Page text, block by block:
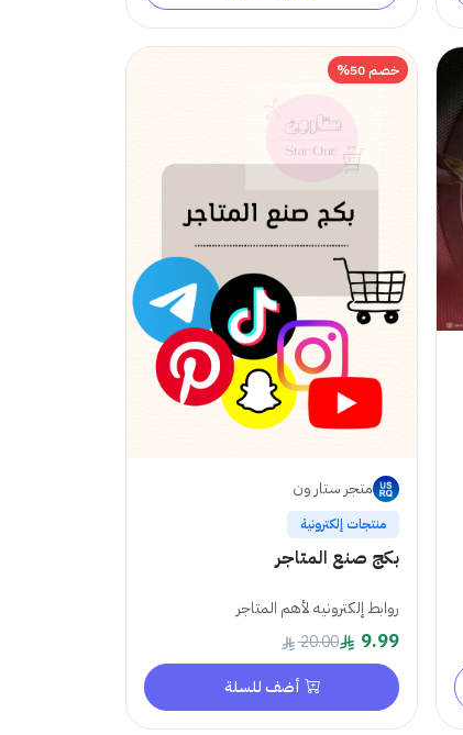
خصم 50%
متجر ستار ون
منتجات إلكترونية
بكج صنع المتاجر
روابط إلكترونيه لأهم المتاجر
9.99
20.00
أضف للسلة